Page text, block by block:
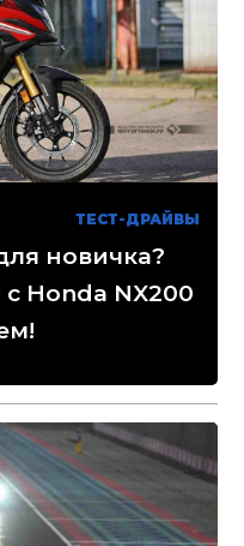
ТЕСТ-ДРАЙВЫ
новичка?
Honda NX200